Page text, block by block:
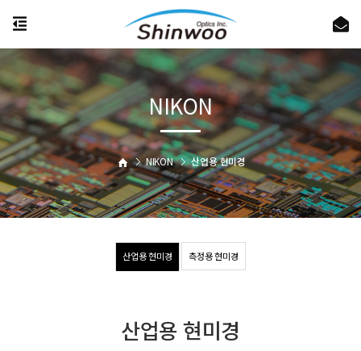
산업용 현미경 측정용 현미경
NIKON 산업용 현미경
NIKON
산업용 현미경